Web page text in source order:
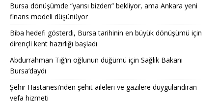
Bursa dönüşümde “yarısı bizden” bekliyor, ama Ankara yeni
finans modeli düşünüyor
Biba hedefi gösterdi, Bursa tarihinin en büyük dönüşümü için
dirençli kent hazırlığı başladı
Abdurrahman Tığ’ın oğlunun düğümü için Sağlık Bakanı
Bursa’daydı
Şehir Hastanesi’nden şehit aileleri ve gazilere duygulandıran
vefa hizmeti